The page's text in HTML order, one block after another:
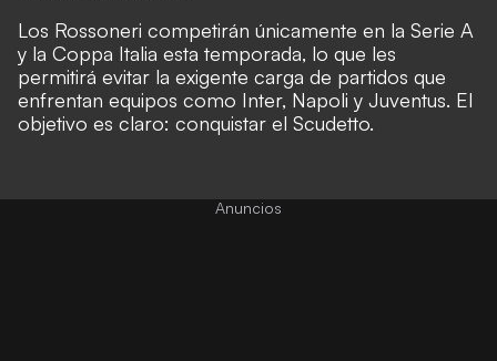
Los Rossoneri competirán únicamente en la Serie A
y la Coppa Italia esta temporada, lo que les
permitirá evitar la exigente carga de partidos que
enfrentan equipos como Inter, Napoli y Juventus. El
objetivo es claro: conquistar el Scudetto.